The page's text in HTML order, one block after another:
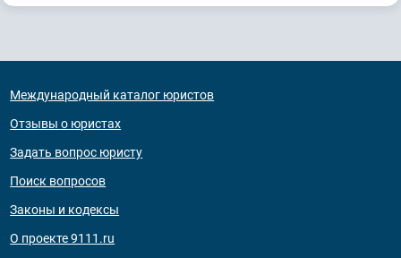
Международный каталог юристов
Отзывы о юристах
Задать вопрос юристу
Поиск вопросов
Законы и кодексы
О проекте 9111.ru